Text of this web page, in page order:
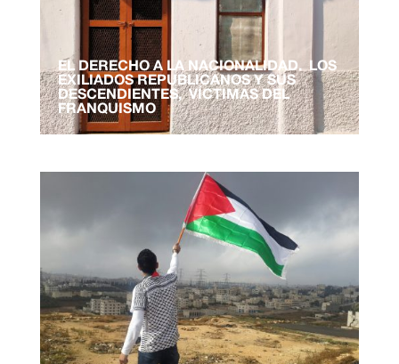
EL DERECHO A LA NACIONALIDAD. LOS
EXILIADOS REPUBLICANOS Y SUS
DESCENDIENTES, VÍCTIMAS DEL
FRANQUISMO